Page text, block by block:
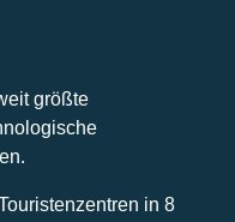
größte
in 8